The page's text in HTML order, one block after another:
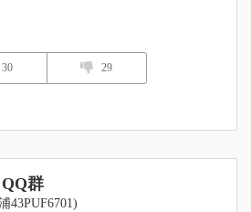
30 29
QQ群
43PUF6701)